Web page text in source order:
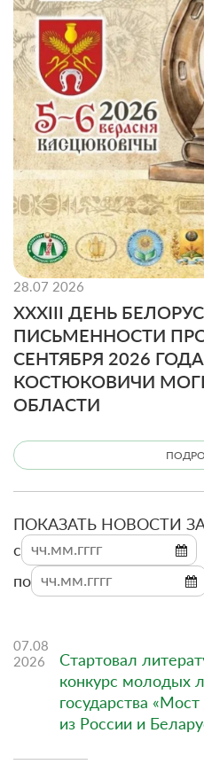
28.07 2026
XXXIII ДЕНЬ
ПИСЬМЕННОСТИ
СЕНТЯБРЯ 2026
КОСТЮКОВИЧИ
ОБЛАСТИ
ПОКАЗАТЬ НОВОСТИ
c
по
07.08
2026
Стартовал
конкурс молодых
государства
из России и